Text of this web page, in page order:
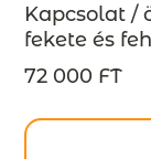
Kapcsolat /
fekete és
72 000 FT